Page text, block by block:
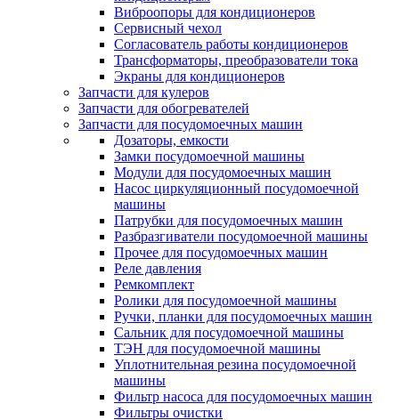
Виброопоры для кондиционеров
Сервисный чехол
Согласователь работы кондиционеров
Трансформаторы, преобразователи тока
Экраны для кондиционеров
Запчасти для кулеров
Запчасти для обогревателей
Запчасти для посудомоечных машин
Дозаторы, емкости
Замки посудомоечной машины
Модули для посудомоечных машин
Насос циркуляционный посудомоечной
машины
Патрубки для посудомоечных машин
Разбразгиватели посудомоечной машины
Прочее для посудомоечных машин
Реле давления
Ремкомплект
Ролики для посудомоечной машины
Ручки, планки для посудомоечных машин
Сальник для посудомоечной машины
ТЭН для посудомоечной машины
Уплотнительная резина посудомоечной
машины
Фильтр насоса для посудомоечных машин
Фильтры очистки